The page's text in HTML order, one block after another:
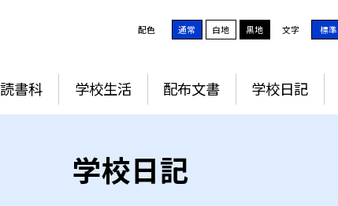
配色 通常 白地 黒地 文字 標準
読書科 学校生活 配布文書 学校日記
学校日記